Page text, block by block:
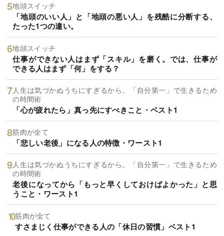
地頭スイッチ
「地頭のいい人」と「地頭の悪い人」を残酷に分断する、
たった1つの違い。
地頭スイッチ
仕事ができない人はまず「スキル」を磨く。では、仕事が
できる人はまず「何」をする？
人生は気づかぬうちにすぎるから。「自分第一」で生きるため
の時間術
「心が疲れたら」真っ先にすべきこと・ベスト1
筋肉が全て
「悲しい老後」になる人の特徴・ワースト1
人生は気づかぬうちにすぎるから。「自分第一」で生きるため
の時間術
老後になってから「もっと早くしておけばよかった」と思
うこと・ワースト1
筋肉が全て
すさまじく仕事ができる人の「休日の習慣」ベスト1